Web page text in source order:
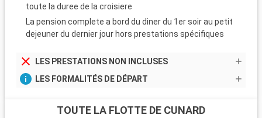
toute la duree de la croisiere
La pension complete a bord du diner du 1er soir au petit
dejeuner du dernier jour hors prestations spécifiques
LES PRESTATIONS NON INCLUSES
LES FORMALITÉS DE DÉPART
TOUTE LA FLOTTE DE CUNARD